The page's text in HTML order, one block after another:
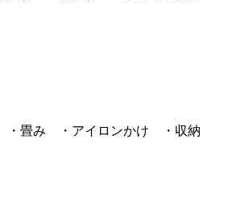
畳み ・アイロンかけ ・収納